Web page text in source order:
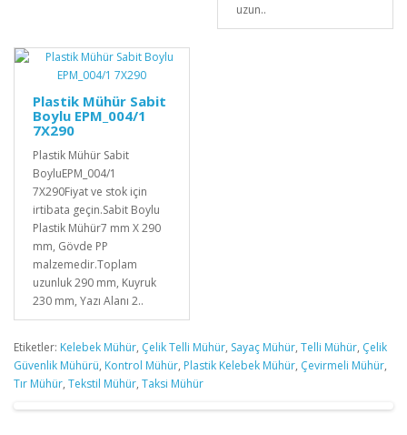
uzun..
Plastik Mühür Sabit
Boylu EPM_004/1
7X290
Plastik Mühür Sabit
BoyluEPM_004/1
7X290Fiyat ve stok için
irtibata geçin.Sabit Boylu
Plastik Mühür7 mm X 290
mm, Gövde PP
malzemedir.Toplam
uzunluk 290 mm, Kuyruk
230 mm, Yazı Alanı 2..
Etiketler: Kelebek Mühür, Çelik Telli Mühür, Sayaç Mühür, Telli Mühür, Çelik
Güvenlik Mühürü, Kontrol Mühür, Plastik Kelebek Mühür, Çevirmeli Mühür,
Tır Mühür, Tekstil Mühür, Taksi Mühür